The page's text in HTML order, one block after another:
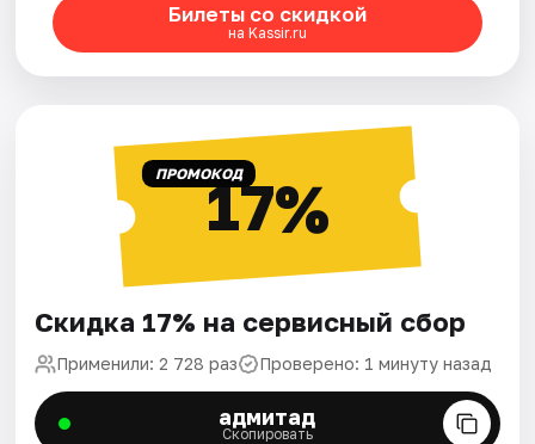
Билеты со скидкой
на Kassir.ru
ПРОМОКОД17%
Скидка 17% на сервисный сбор
Применили: 2 728 раз Проверено: 1 минуту назад
адмитад
Скопировать